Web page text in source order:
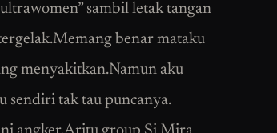
sambil letak tangan
benar mataku
menyakitkan.Namun aku
sendiri tak tau puncanya.